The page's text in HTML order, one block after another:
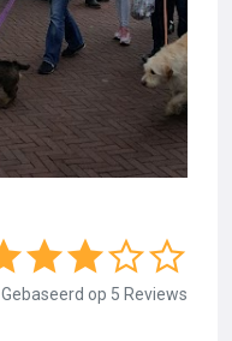
Gebaseerd op 5 Reviews